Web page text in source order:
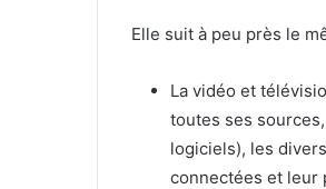
Elle suit à peu près le
La vidéo et
toutes ses
logiciels), les
connectées et leur